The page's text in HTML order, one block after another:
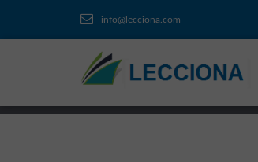
info@lecciona.com